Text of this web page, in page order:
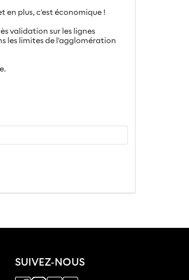
en plus, c'est économique !
validation sur les lignes
les limites de l'agglomération
SUIVEZ-NOUS